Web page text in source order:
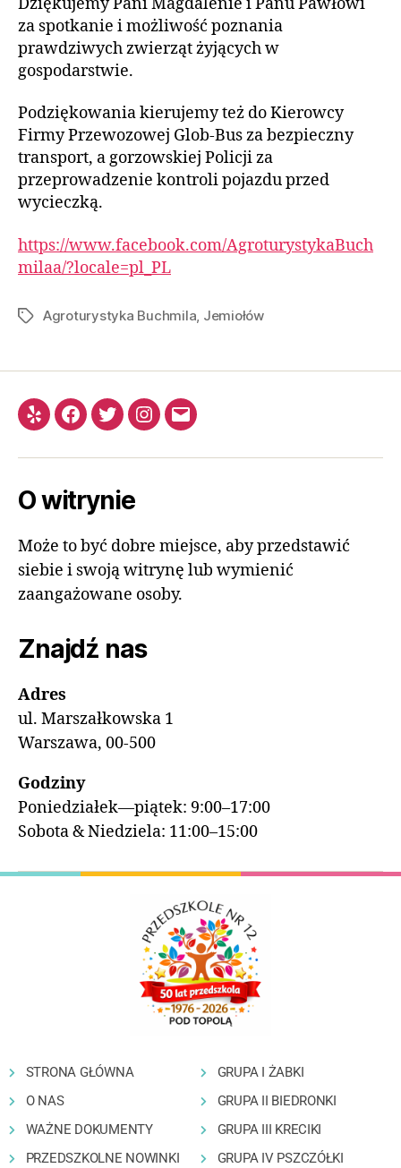
za spotkanie i możliwość poznania
prawdziwych zwierząt żyjących w
gospodarstwie.
Podziękowania kierujemy też do Kierowcy
Firmy Przewozowej Glob-Bus za bezpieczny
transport, a gorzowskiej Policji za
przeprowadzenie kontroli pojazdu przed
wycieczką.
https://www.facebook.com/AgroturystykaBuch
milaa/?locale=pl_PL
Agroturystyka Buchmila, Jemiołów
O witrynie
Może to być dobre miejsce, aby przedstawić
siebie i swoją witrynę lub wymienić
zaangażowane osoby.
Znajdź nas
Adres
ul. Marszałkowska 1
Warszawa, 00-500
Godziny
Poniedziałek—piątek: 9:00–17:00
Sobota & Niedziela: 11:00–15:00
STRONA GŁÓWNA
O NAS
WAŻNE DOKUMENTY
PRZEDSZKOLNE NOWINKI
GRUPA I ŻABKI
GRUPA II BIEDRONKI
GRUPA III KRECIKI
GRUPA IV PSZCZÓŁKI